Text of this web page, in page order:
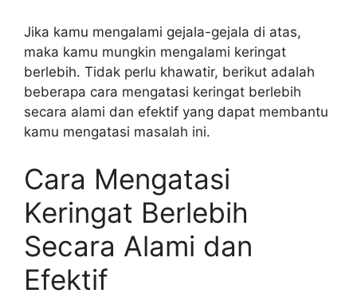
Jika kamu mengalami gejala-gejala di atas,
maka kamu mungkin mengalami keringat
berlebih. Tidak perlu khawatir, berikut adalah
beberapa cara mengatasi keringat berlebih
secara alami dan efektif yang dapat membantu
kamu mengatasi masalah ini.
Cara Mengatasi
Keringat Berlebih
Secara Alami dan
Efektif